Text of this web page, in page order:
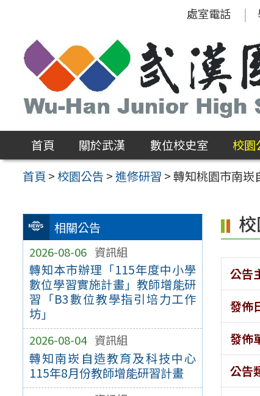
區
處室電話
首頁 關於武漢 數位校史室 校園
首頁 >校園公告 >進修研習 >轉知桃園市南崁
相關公告
2026-08-06 資訊組
轉知本市辦理「115年度中小學
數位學習實施計畫」教師增能研
習「B3數位教學指引培力工作
坊」
2026-08-04 資訊組
轉知南崁自造教育及科技中心
115年8月份教師增能研習計畫
公告
發佈
發佈
公告